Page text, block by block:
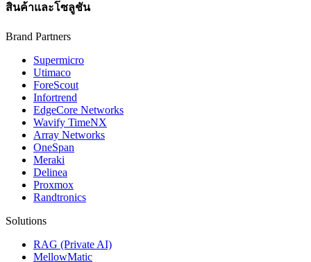
สินค้าและโซลูชัน
Brand Partners
Supermicro
Utimaco
ForeScout
Infortrend
EdgeCore Networks
Wavify TimeNX
Array Networks
OneSpan
Meraki
Delinea
Proxmox
Randtronics
Solutions
RAG (Private AI)
MellowMatic